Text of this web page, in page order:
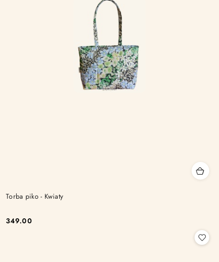
Torba piko - Kwiaty
Cena:
349.00